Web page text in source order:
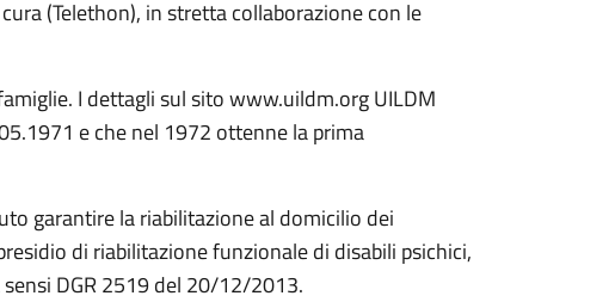
(Telethon), in stretta collaborazione con le
I dettagli sul sito www.uildm.org UILDM
e che nel 1972 ottenne la prima
garantire la riabilitazione al domicilio dei
di riabilitazione funzionale di disabili psichici,
DGR 2519 del 20/12/2013.